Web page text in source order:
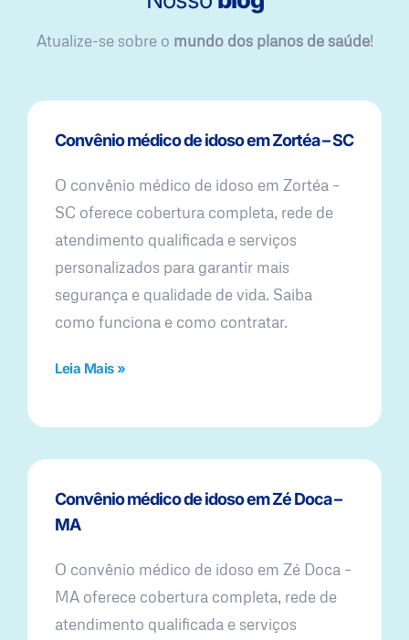
Atualize-se sobre o mundo dos planos de saúde!
Convênio médico de idoso em Zortéa – SC
O convênio médico de idoso em Zortéa –
SC oferece cobertura completa, rede de
atendimento qualificada e serviços
personalizados para garantir mais
segurança e qualidade de vida. Saiba
como funciona e como contratar.
Leia Mais »
Convênio médico de idoso em Zé Doca –
MA
O convênio médico de idoso em Zé Doca –
MA oferece cobertura completa, rede de
atendimento qualificada e serviços